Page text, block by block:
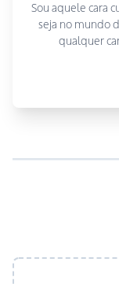
Sou aquele cara
seja no mundo
qualquer